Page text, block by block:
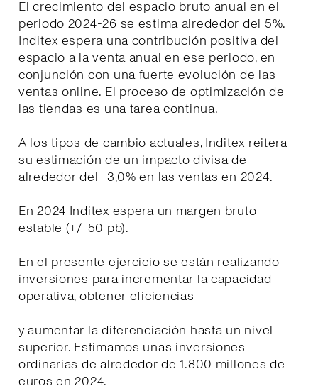
El crecimiento del espacio bruto anual en el
periodo 2024-26 se estima alrededor del 5%.
Inditex espera una contribución positiva del
espacio a la venta anual en ese periodo, en
conjunción con una fuerte evolución de las
ventas online. El proceso de optimización de
las tiendas es una tarea continua.
A los tipos de cambio actuales, Inditex reitera
su estimación de un impacto divisa de
alrededor del -3,0% en las ventas en 2024.
En 2024 Inditex espera un margen bruto
estable (+/-50 pb).
En el presente ejercicio se están realizando
inversiones para incrementar la capacidad
operativa, obtener eficiencias
y aumentar la diferenciación hasta un nivel
superior. Estimamos unas inversiones
ordinarias de alrededor de 1.800 millones de
euros en 2024.